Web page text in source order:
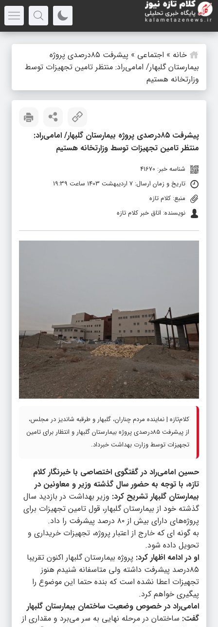
خانه » اجتماعی »
پیشرفت ۸۵‌درصدی پروژه
بیمارستان گلبهار/ امامی‌راد: منتظر تامین تجهیزات توسط
وزارتخانه هستیم
پیشرفت ۸۵‌درصدی پروژه بیمارستان گلبهار/ امامی‌راد:
منتظر تامین تجهیزات توسط وزارتخانه هستیم
شناسه خبر: 41670
تاریخ و زمان ارسال: 7 اردیبهشت 1403 ساعت 19:39
منبع: کلام تازه
نویسنده: اتاق خبر کلام تازه
کلام‌تازه | نماینده مردم چناران، گلبهار و طرقبه شاندیز در مجلس،
از پیشرفت ۸۵‌درصدی پروژه بیمارستان گلبهار و انتظار برای تامین
تجهیزات توسط وزارت بهداشت خبرداد.
حسین امامی‌راد در گفتگوی اختصاصی با خبرنگار کلام
تازه، با توجه به حضور سال گذشته وزیر و معاونین در
بیمارستان گلبهار تشریح کرد: وزیر بهداشت در بازدید سال
گذشته خود از بیمارستان گلبهار، قول تامین تجهیزات برای
پروژه‌های دارای بیش از ۸۰ درصد پیشرفت را داد.
به گونه ای که خارج از اعتبار پروژه، تجهیزات خریداری و
تحویل داده شود.
او در ادامه اظهار کرد: پروژه بیمارستان گلبهار اکنون تقریبا
۸۵‌درصد پیشرفت داشته ولی متاسفانه شنیدم هنوز
تجهیزات اعطا نشده است که بنده حتما این موضوع را
پیگیری خواهم کرد.
امامی‌راد در خصوص وضعیت ساختمان بیمارستان گلبهار
گفت: ساختمان در مرحله نهایی به سر می‌برد و مقداری از